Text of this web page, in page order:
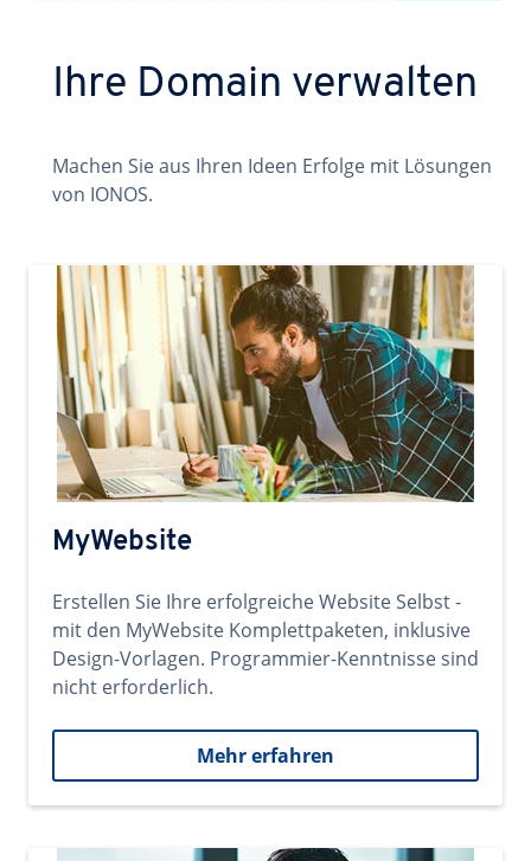
Ihre Domain verwalten
Machen Sie aus Ihren Ideen Erfolge mit Lösungen
von IONOS.
MyWebsite
Erstellen Sie Ihre erfolgreiche Website Selbst -
mit den MyWebsite Komplettpaketen, inklusive
Design-Vorlagen. Programmier-Kenntnisse sind
nicht erforderlich.
Mehr erfahren